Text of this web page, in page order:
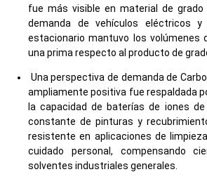
fue más visible en material de grado
demanda de vehículos eléctricos y
estacionario mantuvo los volúmenes
una prima respecto al producto de
Una perspectiva de demanda de
ampliamente positiva fue respaldada
la capacidad de baterías de iones
constante de pinturas y
resistente en aplicaciones de
cuidado personal, compensando
solventes industriales generales.